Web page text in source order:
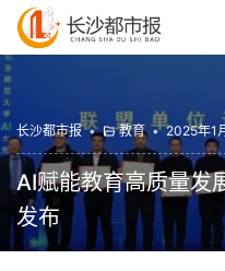
长沙都市报 • 教育 • 2025年1
AI赋能教育高质量发
发布